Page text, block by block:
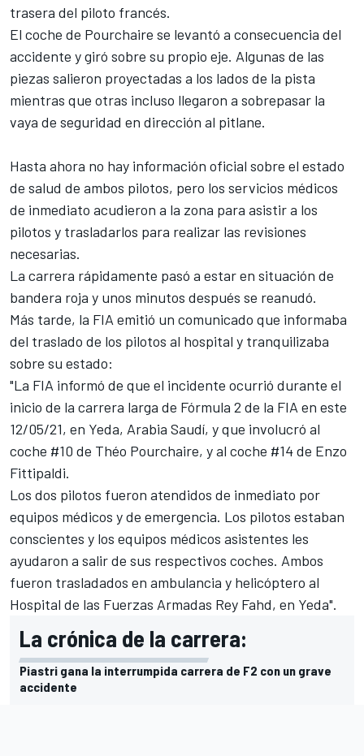
trasera del piloto francés.
El coche de Pourchaire se levantó a consecuencia del
accidente y giró sobre su propio eje. Algunas de las
piezas salieron proyectadas a los lados de la pista
mientras que otras incluso llegaron a sobrepasar la
vaya de seguridad en dirección al pitlane.
Hasta ahora no hay información oficial sobre el estado
de salud de ambos pilotos, pero los servicios médicos
de inmediato acudieron a la zona para asistir a los
pilotos y trasladarlos para realizar las revisiones
necesarias.
La carrera rápidamente pasó a estar en situación de
bandera roja y unos minutos después se reanudó.
Más tarde, la FIA emitió un comunicado que informaba
del traslado de los pilotos al hospital y tranquilizaba
sobre su estado:
"La FIA informó de que el incidente ocurrió durante el
inicio de la carrera larga de Fórmula 2 de la FIA en este
12/05/21, en Yeda, Arabia Saudí, y que involucró al
coche #10 de Théo Pourchaire, y al coche #14 de Enzo
Fittipaldi.
Los dos pilotos fueron atendidos de inmediato por
equipos médicos y de emergencia. Los pilotos estaban
conscientes y los equipos médicos asistentes les
ayudaron a salir de sus respectivos coches. Ambos
fueron trasladados en ambulancia y helicóptero al
Hospital de las Fuerzas Armadas Rey Fahd, en Yeda".
La crónica de la carrera:
Piastri gana la interrumpida carrera de F2 con un grave
accidente